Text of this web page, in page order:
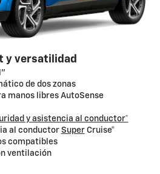
y versatilidad
de dos zonas
manos libres AutoSense
y asistencia al conductor*
al conductor SuperCruise®
compatibles
ventilación